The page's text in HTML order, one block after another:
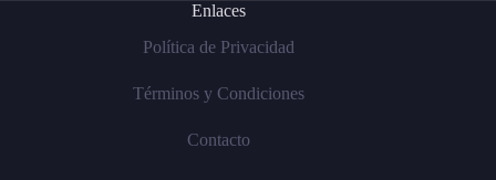
Enlaces
Política de Privacidad
Términos y Condiciones
Contacto